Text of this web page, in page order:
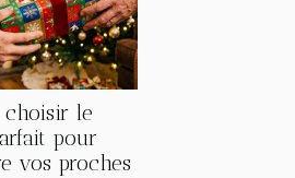
choisir le
pour
vos proches